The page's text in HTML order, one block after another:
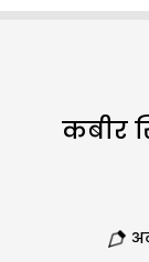
कबीर